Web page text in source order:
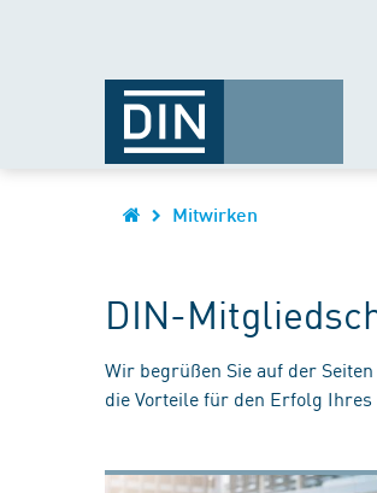
Mitwirken
DIN-
Wir begrüßen Sie auf der
die Vorteile für den Erfolg Ihres